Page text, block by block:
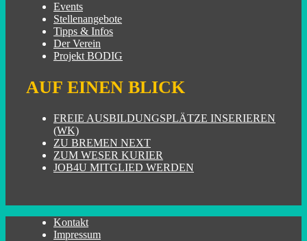
Events
Stellenangebote
Tipps & Infos
Der Verein
Projekt BODIG
AUF EINEN BLICK
FREIE AUSBILDUNGSPLÄTZE INSERIEREN
(WK)
ZU BREMEN NEXT
ZUM WESER KURIER
JOB4U MITGLIED WERDEN
Kontakt
Impressum